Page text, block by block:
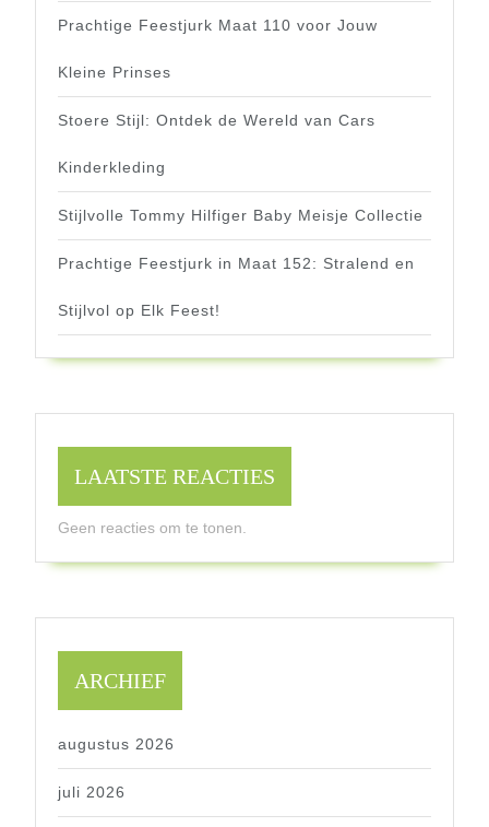
Prachtige Feestjurk Maat 110 voor Jouw
Kleine Prinses
Stoere Stijl: Ontdek de Wereld van Cars
Kinderkleding
Stijlvolle Tommy Hilfiger Baby Meisje Collectie
Prachtige Feestjurk in Maat 152: Stralend en
Stijlvol op Elk Feest!
LAATSTE REACTIES
Geen reacties om te tonen.
ARCHIEF
augustus 2026
juli 2026